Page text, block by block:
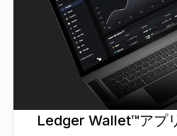
Ledger Wallet™アプ